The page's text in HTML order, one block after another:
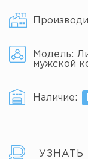
Модель:
мужской
Наличие:
УЗНАТЬ